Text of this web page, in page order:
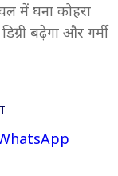
में घना कोहरा
बढ़ेगा और गर्मी